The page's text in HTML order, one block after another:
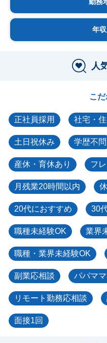
年
人
こ
正社員採用 社宅・
土日祝休み 学歴不問
産休・育休あり フ
月残業20時間以内
20代におすすめ 30
職種未経験OK 業界
職種・業界未経験OK
副業応相談 パパマ
リモート勤務応相談
面接1回